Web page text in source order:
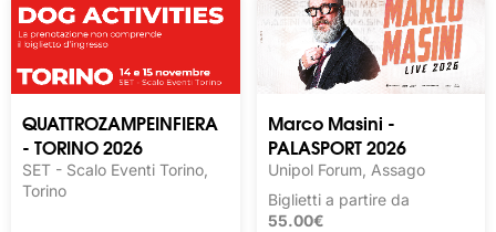
QUATTROZAMPEINFIERA
- TORINO 2026
SET - Scalo Eventi Torino,
Torino
Marco Masini -
PALASPORT 2026
Unipol Forum, Assago
Biglietti a partire da
55.00€